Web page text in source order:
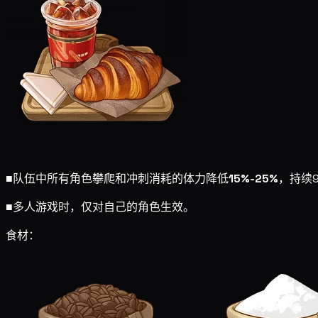
■队伍中所有角色攀爬和冲刺消耗的体力降低15%-25%，持续
■多人游戏时，仅对自己的角色生效。
食材：